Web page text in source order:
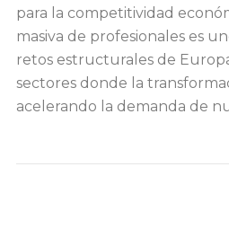
para la competitividad
masiva de profesionales es
retos estructurales de
sectores donde la
acelerando la demanda de